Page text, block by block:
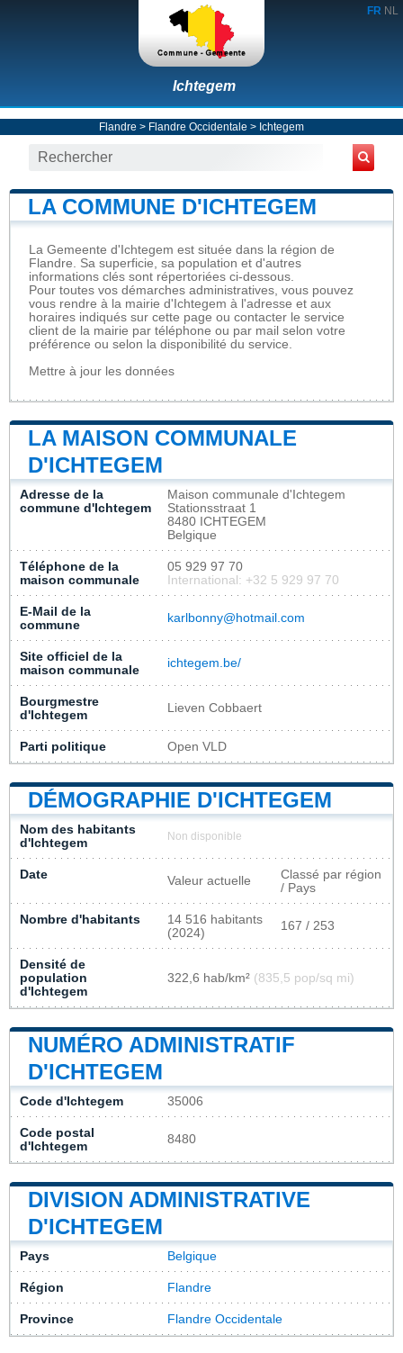
FR NL
Ichtegem
Flandre > Flandre Occidentale > Ichtegem
LA COMMUNE D'ICHTEGEM
La Gemeente d'Ichtegem est située dans la région de
Flandre. Sa superficie, sa population et d'autres
informations clés sont répertoriées ci-dessous.
Pour toutes vos démarches administratives, vous pouvez
vous rendre à la mairie d'Ichtegem à l'adresse et aux
horaires indiqués sur cette page ou contacter le service
client de la mairie par téléphone ou par mail selon votre
préférence ou selon la disponibilité du service.
Mettre à jour les données
LA MAISON COMMUNALE
D'ICHTEGEM
Adresse de la
commune d'Ichtegem
Maison communale d'Ichtegem
Stationsstraat 1
8480 ICHTEGEM
Belgique
Téléphone de la
maison communale
05 929 97 70
International: +32 5 929 97 70
E-Mail de la
commune
karlbonny@hotmail.com
Site officiel de la
maison communale
ichtegem.be/
Bourgmestre
d'Ichtegem
Lieven Cobbaert
Parti politique Open VLD
DÉMOGRAPHIE D'ICHTEGEM
Nom des habitants
d'Ichtegem
Non disponible
Date Valeur actuelle
Classé par région
/ Pays
Nombre d'habitants
14 516 habitants
(2024)
167 / 253
Densité de
population
d'Ichtegem
322,6 hab/km² (835,5 pop/sq mi)
NUMÉRO ADMINISTRATIF
D'ICHTEGEM
Code d'Ichtegem 35006
Code postal
d'Ichtegem
8480
DIVISION ADMINISTRATIVE
D'ICHTEGEM
Pays Belgique
Région Flandre
Province Flandre Occidentale